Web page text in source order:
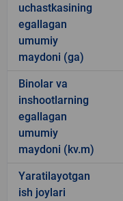
uchastkasining
egallagan
umumiy
maydoni (ga)
Binolar va
inshootlarning
egallagan
umumiy
maydoni (kv.m)
Yaratilayotgan
ish joylari